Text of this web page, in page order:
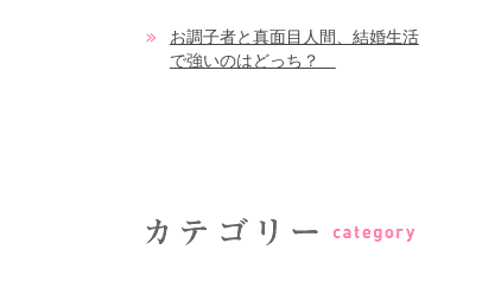
お調子者と真面目人間、結婚生活
で強いのはどっち？